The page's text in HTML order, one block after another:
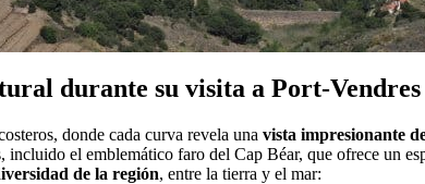
durante su visita a Port-Vendres
donde cada curva revela una vista impresionante
incluido el emblemático faro del Cap Béar, que ofrece un
de la región, entre la tierra y el mar: